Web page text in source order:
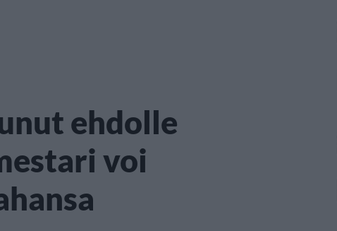
ehdolle
voi